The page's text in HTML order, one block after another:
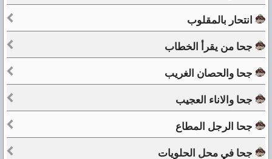
انتحار بالمقلوب
جحا من يقرأ الخطاب
جحا والحصان الغريب
جحا والاناء العجيب
جحا الرجل المطاع
جحا في محل الحلويات